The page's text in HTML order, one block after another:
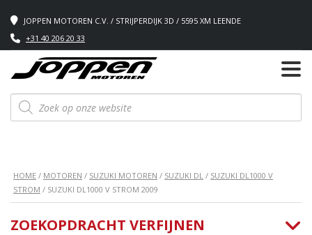
JOPPEN MOTOREN C.V. / STRIJPERDIJK 3D / 5595 XM LEENDE
+31 40 206 20 33
Producten
zoeken
HOME / MOTOREN / SUZUKI MOTOREN / SUZUKI DL / SUZUKI DL1000 V
STROM / SUZUKI DL1000 V STROM 2009
ZOEKOPDRACHT VERFIJNEN